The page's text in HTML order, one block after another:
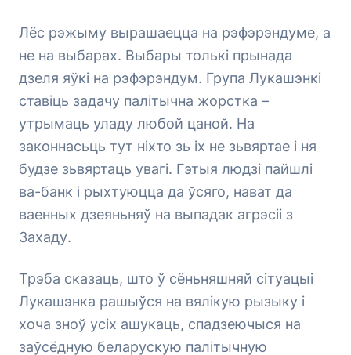
Лёс рэжыму вырашаецца на рэфэрэндуме, а
не на выбарах. Выбары толькі прынада
дзеля яўкі на рэфэрэндум. Група Лукашэнкі
ставіць задачу палітычна жорстка –
утрымаць уладу любой цаной. На
законнасьць тут ніхто зь іх не зьвяртае і ня
будзе зьвяртаць увагі. Гэтыя людзі пайшлі
ва-банк і рыхтуюцца да ўсяго, нават да
ваенных дзеяньняў на выпадак агрэсіі з
Захаду.
Трэба сказаць, што ў сёньняшняй сітуацыі
Лукашэнка рашыўся на вялікую рызыку і
хоча зноў усіх ашукаць, спадзеючыся на
заўсёдную беларускую палітычную